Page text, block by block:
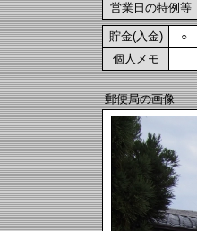
営業日の特例等
貯金(入金) ○
個人メモ
郵便局の画像